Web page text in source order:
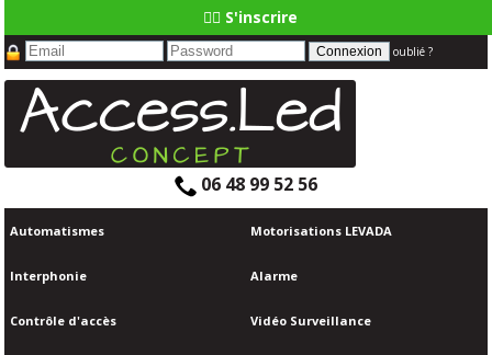
👆🏼 S'inscrire
oublié ?
06 48 99 52 56
Automatismes Motorisations LEVADA
Interphonie Alarme
Contrôle d'accès Vidéo Surveillance